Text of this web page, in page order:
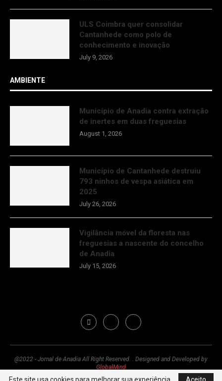
ULS Coimbra quer consolidar
Cantanhede como polo de
conhecimento e inovação
July 9, 2026
AMBIENTE
Município de Anadia contra extração
de inertes em duas freguesias
August 1, 2026
Município de Cantanhede destruiu
793 ninhos de vespa asiática em
2025
July 26, 2026
Vigilância móvel da floresta nas
freguesias a nascente do concelho
de Anadia
July 15, 2026
@2022 - Jornal de Anadia All Right Reserved. . Designed and Developed by
GlobalMind